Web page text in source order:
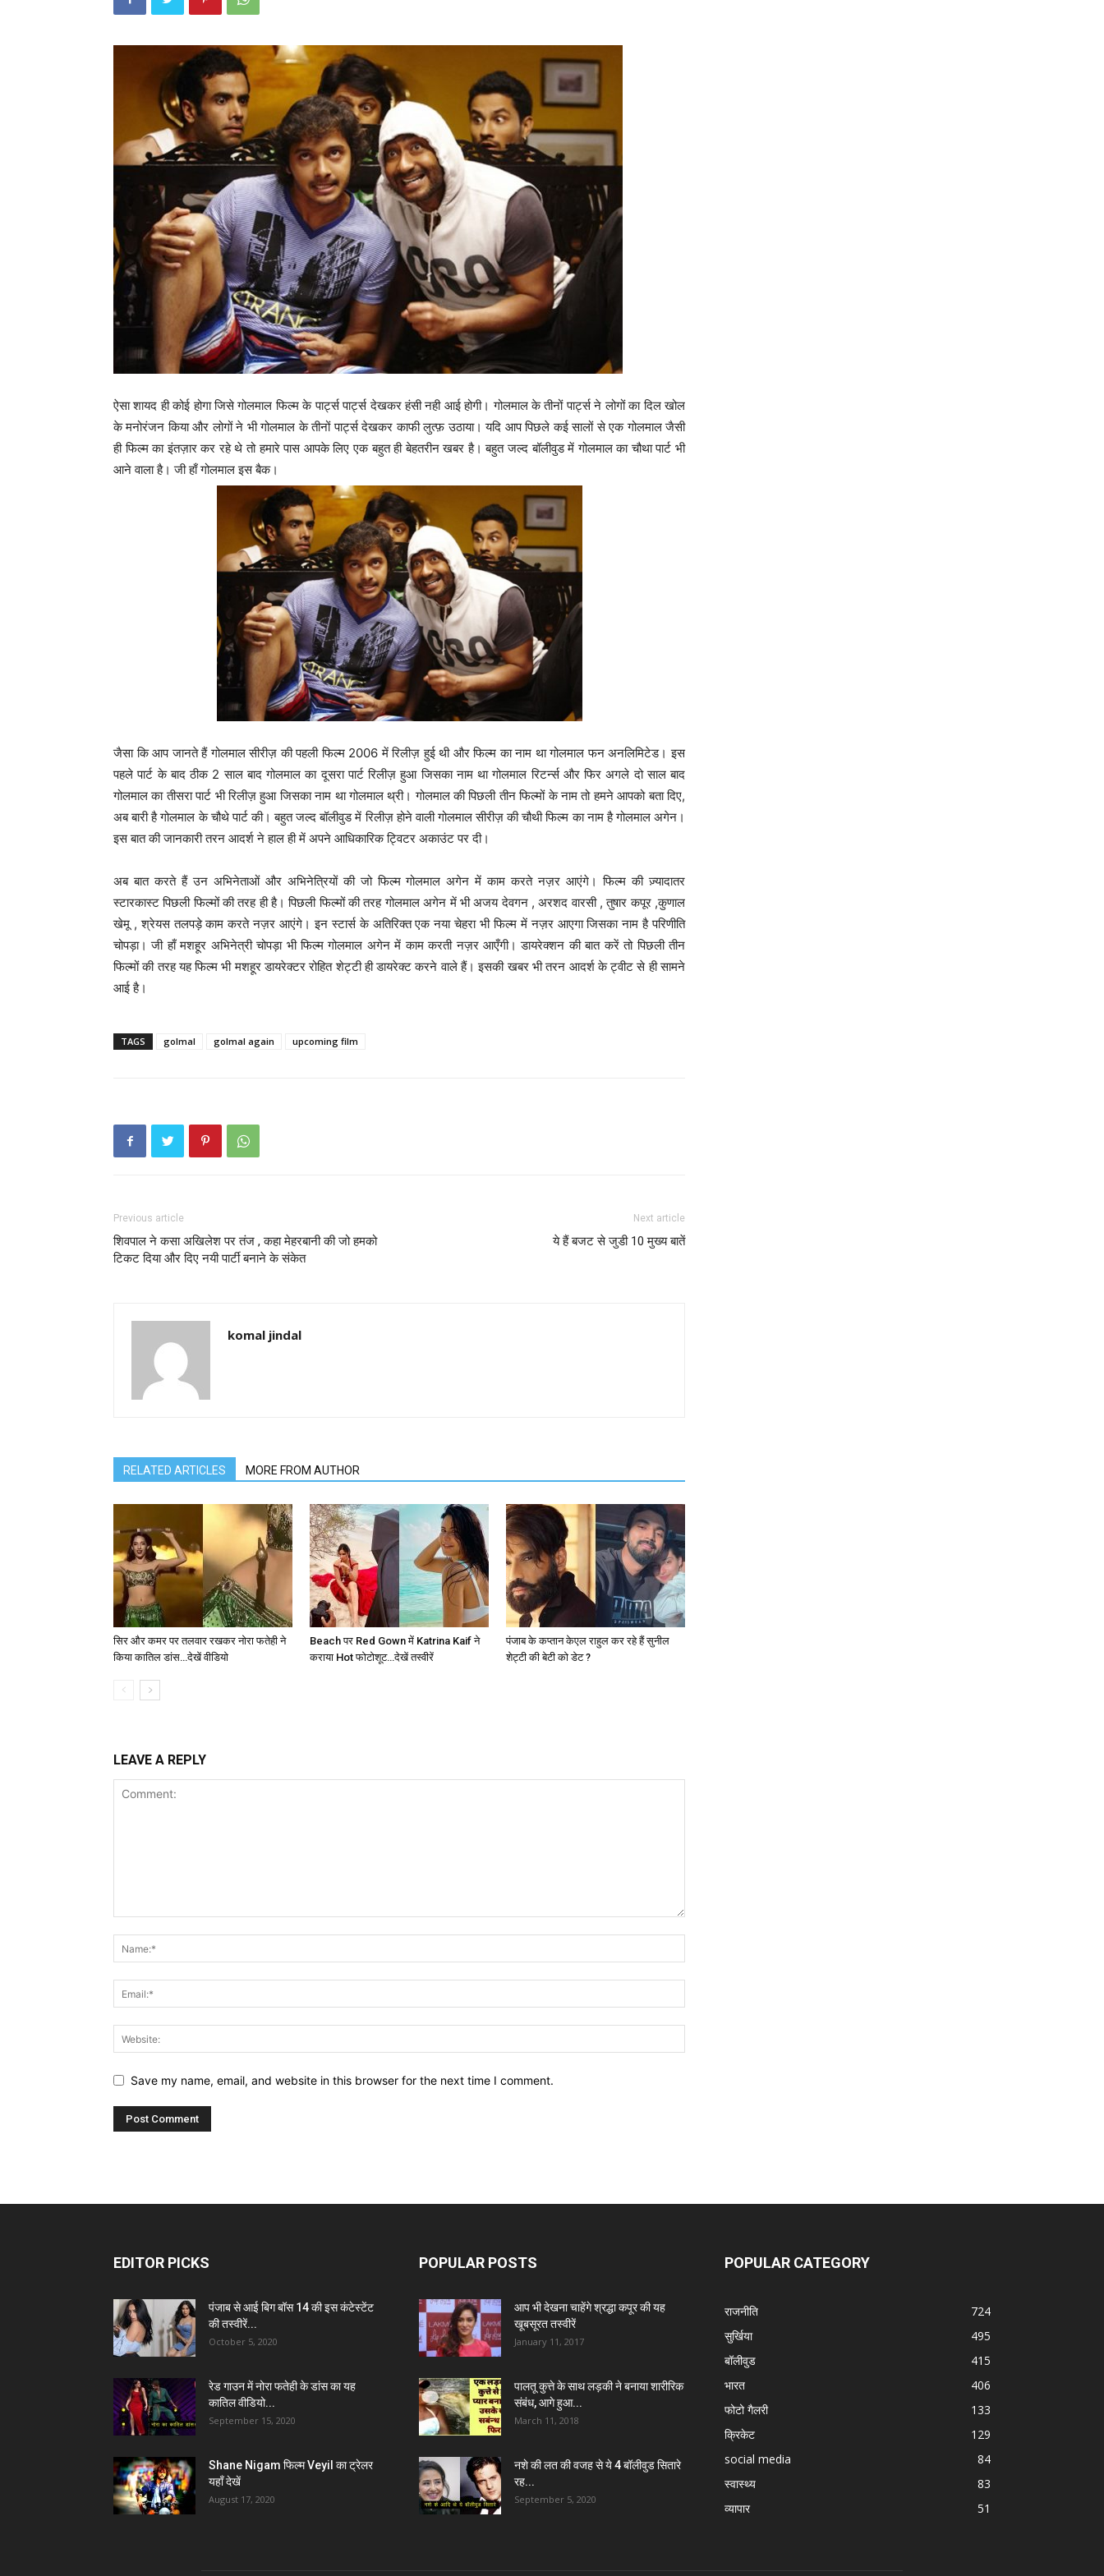
ऐसा शायद ही कोई होगा जिसे गोलमाल फिल्म के पार्ट्स पार्ट्स देखकर हंसी नही आई होगी। गोलमाल के तीनों पार्ट्स ने लोगों का दिल खोल
के मनोरंजन किया और लोगों ने भी गोलमाल के तीनों पार्ट्स देखकर काफी लुत्फ़ उठाया। यदि आप पिछले कई सालों से एक गोलमाल जैसी
ही फिल्म का इंतज़ार कर रहे थे तो हमारे पास आपके लिए एक बहुत ही बेहतरीन खबर है। बहुत जल्द बॉलीवुड में गोलमाल का चौथा पार्ट भी
आने वाला है। जी हाँ गोलमाल इस बैक।
जैसा कि आप जानते हैं गोलमाल सीरीज़ की पहली फिल्म 2006 में रिलीज़ हुई थी और फिल्म का नाम था गोलमाल फन अनलिमिटेड। इस
पहले पार्ट के बाद ठीक 2 साल बाद गोलमाल का दूसरा पार्ट रिलीज़ हुआ जिसका नाम था गोलमाल रिटर्न्स और फिर अगले दो साल बाद
गोलमाल का तीसरा पार्ट भी रिलीज़ हुआ जिसका नाम था गोलमाल थ्री। गोलमाल की पिछली तीन फिल्मों के नाम तो हमने आपको बता दिए,
अब बारी है गोलमाल के चौथे पार्ट की। बहुत जल्द बॉलीवुड में रिलीज़ होने वाली गोलमाल सीरीज़ की चौथी फिल्म का नाम है गोलमाल अगेन।
इस बात की जानकारी तरन आदर्श ने हाल ही में अपने आधिकारिक ट्विटर अकाउंट पर दी।
अब बात करते हैं उन अभिनेताओं और अभिनेत्रियों की जो फिल्म गोलमाल अगेन में काम करते नज़र आएंगे। फिल्म की ज़्यादातर
स्टारकास्ट पिछली फिल्मों की तरह ही है। पिछली फिल्मों की तरह गोलमाल अगेन में भी अजय देवगन , अरशद वारसी , तुषार कपूर ,कुणाल
खेमू , श्रेयस तलपड़े काम करते नज़र आएंगे। इन स्टार्स के अतिरिक्त एक नया चेहरा भी फिल्म में नज़र आएगा जिसका नाम है परिणीति
चोपड़ा। जी हाँ मशहूर अभिनेत्री चोपड़ा भी फिल्म गोलमाल अगेन में काम करती नज़र आएँगी। डायरेक्शन की बात करें तो पिछली तीन
फिल्मों की तरह यह फिल्म भी मशहूर डायरेक्टर रोहित शेट्टी ही डायरेक्ट करने वाले हैं। इसकी खबर भी तरन आदर्श के ट्वीट से ही सामने
आई है।
TAGS golmal golmal again upcoming film
Previous article
शिवपाल ने कसा अखिलेश पर तंज , कहा मेहरबानी की जो हमको
टिकट दिया और दिए नयी पार्टी बनाने के संकेत
Next article
ये हैं बजट से जुडी 10 मुख्य बातें
komal jindal
RELATED ARTICLES MORE FROM AUTHOR
सिर और कमर पर तलवार रखकर नोरा फतेही ने
किया कातिल डांस…देखें वीडियो
Beach पर Red Gown में Katrina Kaif ने
कराया Hot फोटोशूट…देखें तस्वीरें
पंजाब के कप्तान केएल राहुल कर रहे हैं सुनील
शेट्टी की बेटी को डेट ?
LEAVE A REPLY
Save my name, email, and website in this browser for the next time I comment.
EDITOR PICKS
पंजाब से आई बिग बॉस 14 की इस कंटेस्टेंट
की तस्वीरें...
October 5, 2020
रेड गाउन में नोरा फतेही के डांस का यह
कातिल वीडियो...
September 15, 2020
Shane Nigam फिल्म Veyil का ट्रेलर
यहाँ देखें
August 17, 2020
POPULAR POSTS
आप भी देखना चाहेंगे श्रद्धा कपूर की यह
खूबसूरत तस्वीरें
January 11, 2017
पालतू कुत्ते के साथ लड़की ने बनाया शारीरिक
संबंध, आगे हुआ...
March 11, 2018
नशे की लत की वजह से ये 4 बॉलीवुड सितारे
रह...
September 5, 2020
POPULAR CATEGORY
राजनीति
724
सुर्खिया
495
बॉलीवुड
415
भारत
406
फोटो गैलरी
133
क्रिकेट
129
social media
84
स्वास्थ्य
83
व्यापार
51